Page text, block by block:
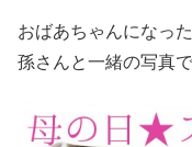
おばあちゃんになっ
孫さんと一緒の写真で